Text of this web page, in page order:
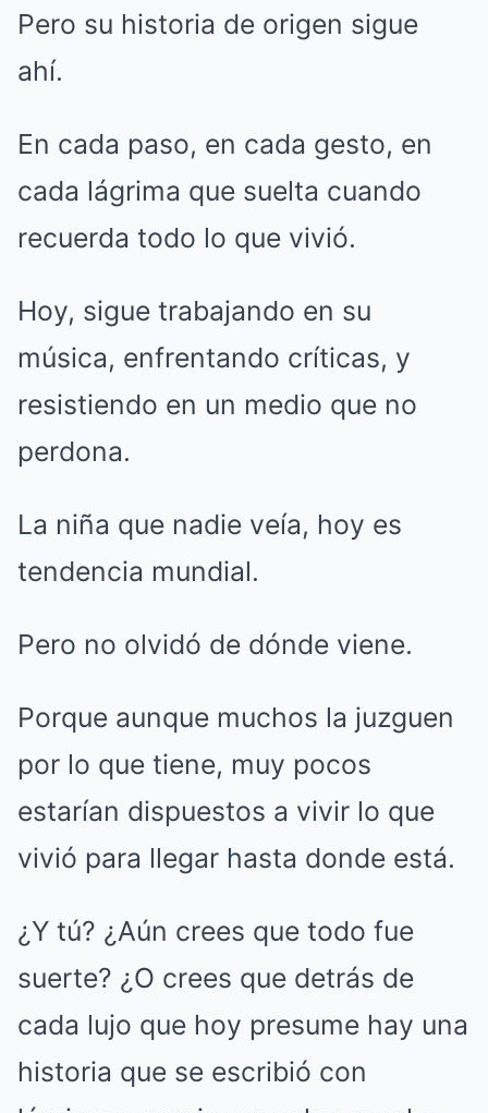
Pero su historia de origen sigue
ahí.
En cada paso, en cada gesto, en
cada lágrima que suelta cuando
recuerda todo lo que vivió.
Hoy, sigue trabajando en su
música, enfrentando críticas, y
resistiendo en un medio que no
perdona.
La niña que nadie veía, hoy es
tendencia mundial.
Pero no olvidó de dónde viene.
Porque aunque muchos la juzguen
por lo que tiene, muy pocos
estarían dispuestos a vivir lo que
vivió para llegar hasta donde está.
¿Y tú? ¿Aún crees que todo fue
suerte? ¿O crees que detrás de
cada lujo que hoy presume hay una
historia que se escribió con